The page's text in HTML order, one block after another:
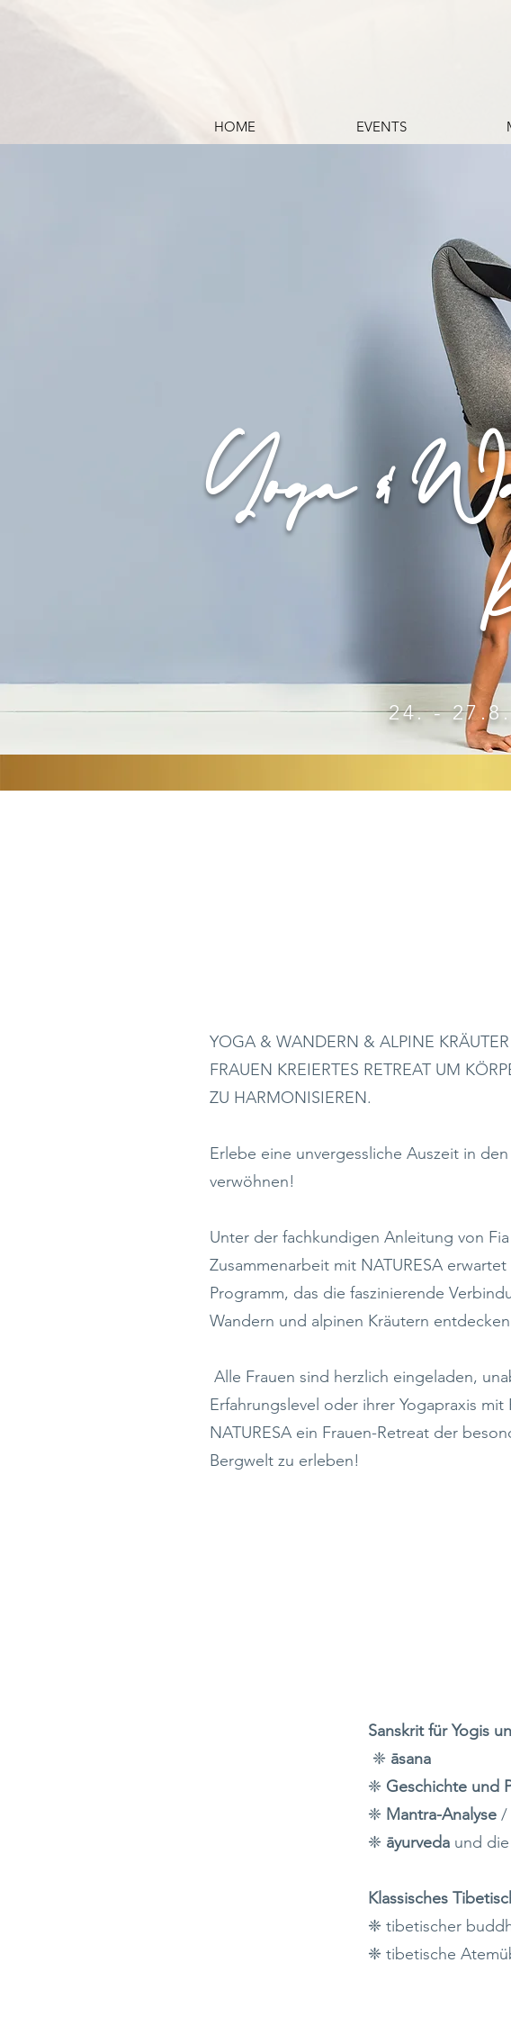
HOME EVENTS
Yoga &
24. -
YOGA & WANDERN & ALPINE KRÄUTER
FRAUEN KREIERTES RETREAT UM
ZU HARMONISIEREN.
Erlebe eine unvergessliche Auszeit in
verwöhnen!
Unter der fachkundigen Anleitung von
Zusammenarbeit mit NATURESA
Programm, das die faszinierende
Wandern und alpinen Kräutern
Alle Frauen sind herzlich eingeladen,
Erfahrungslevel oder ihrer Yogapraxis mit
NATURESA ein Frauen-Retreat der
Bergwelt zu erleben!
Sanskrit für Yogis
❈ āsana
❈ Geschichte und
❈ Mantra-Analyse /
❈ āyurveda und
Klassisches
❈ tibetischer
❈ tibetische